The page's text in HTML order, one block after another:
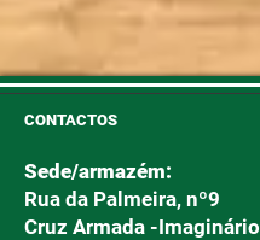
CONTACTOS
Sede/armazém:
Rua da Palmeira, nº9
Cruz Armada -Imaginário